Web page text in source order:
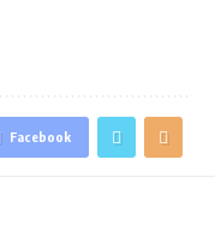
Facebook